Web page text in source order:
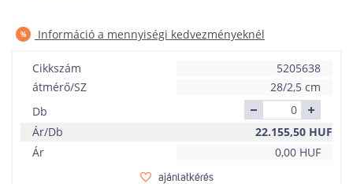
Információ a mennyiségi kedvezményeknél
Cikkszám
5205638
átmérő/SZ
28/2,5 cm
Db
Ár/Db
22.155,50 HUF
Ár
0,00 HUF
ajánlatkérés